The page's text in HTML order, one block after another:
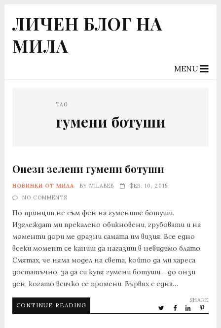
ЛИЧЕН БЛОГ НА
МИЛА
MENU
TAG
гумени ботуши
Онези зелени гумени ботуши
НОВИНКИ ОТ МИЛА BY MILABEB
ФЕВ. 10, 2015
NO COMMENTS
По принцип не съм фен на гумените ботуши.
Изглеждат ми прекалено обикновени, грубовати и на
моменти дори ме дразни самата им визия. Все едно
всеки момент се каниш да нагазиш в невидимо блато.
Смятах, че няма модел на света, който да ми хареса
достатъчно, за да си купя гумени ботуши… до онзи
ден, когато всичко се промени. Вървях с една…
CONTINUE READING
SHARE